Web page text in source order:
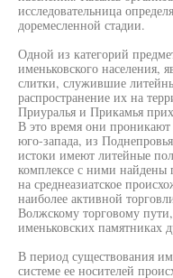
исследовательница
доремесленной стадии.
Одной из категорий
именьковского населения,
слитки, служившие
распространение их на
Приуралья и Прикамья
В это время они
юго-запада, из
истоки имеют литейные
комплексе с ними найдены
на среднеазиатское
наиболее активной
Волжскому торговому
именьковских памятниках
В период существования
системе ее носителей